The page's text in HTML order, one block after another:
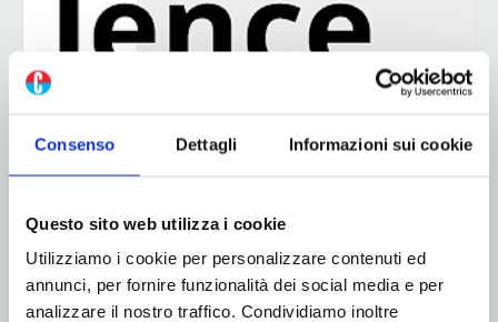
Consenso Dettagli Informazioni sui cookie
Questo sito web utilizza i cookie
Utilizziamo i cookie per personalizzare contenuti ed
annunci, per fornire funzionalità dei social media e per
analizzare il nostro traffico. Condividiamo inoltre